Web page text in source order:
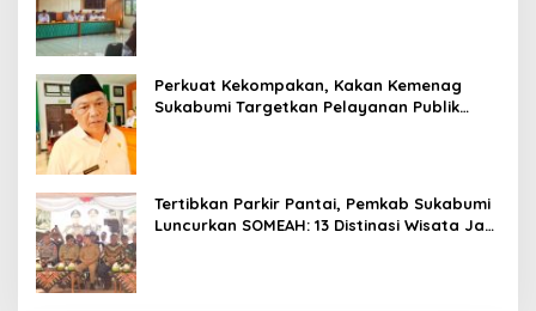
Perkuat Kekompakan, Kakan Kemenag
Sukabumi Targetkan Pelayanan Publik
Tertibkan Parkir Pantai, Pemkab Sukabumi
Luncurkan SOMEAH: 13 Distinasi Wisata Jadi